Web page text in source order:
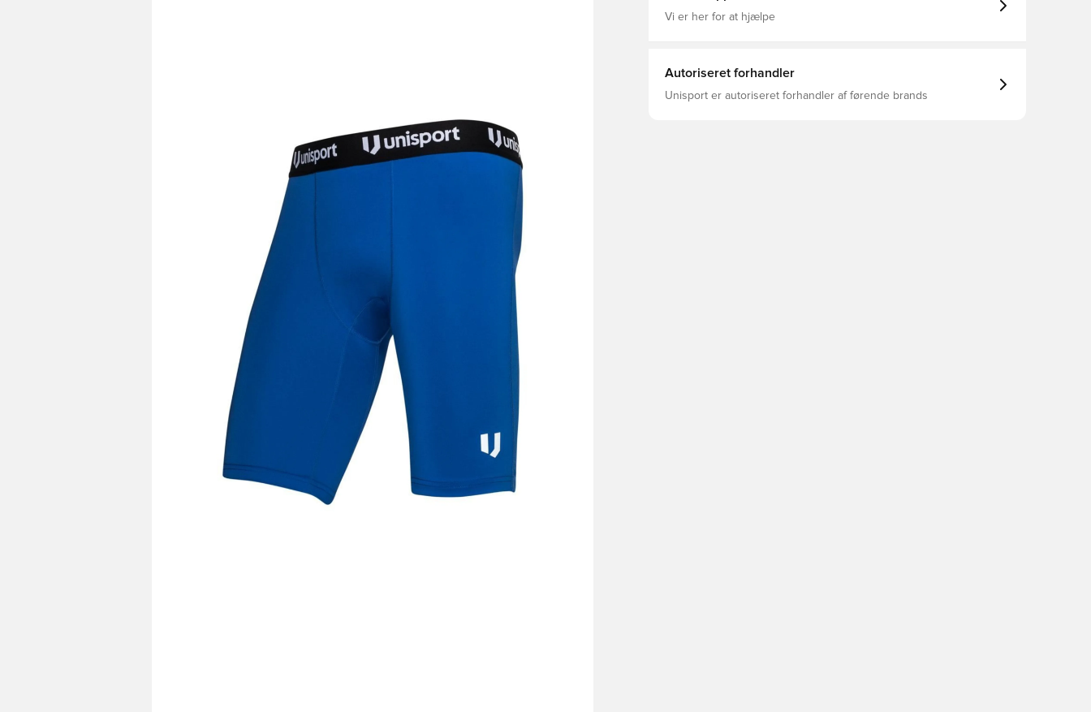
Vi er her for at hjælpe
Autoriseret forhandler
Unisport er autoriseret forhandler af førende brands